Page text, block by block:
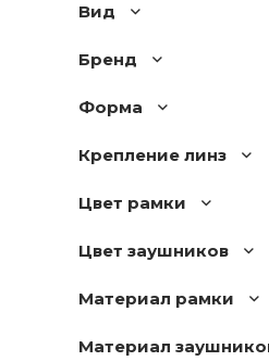
Вид
Бренд
Форма
Крепление линз
Цвет рамки
Цвет заушников
Материал рамки
Материал